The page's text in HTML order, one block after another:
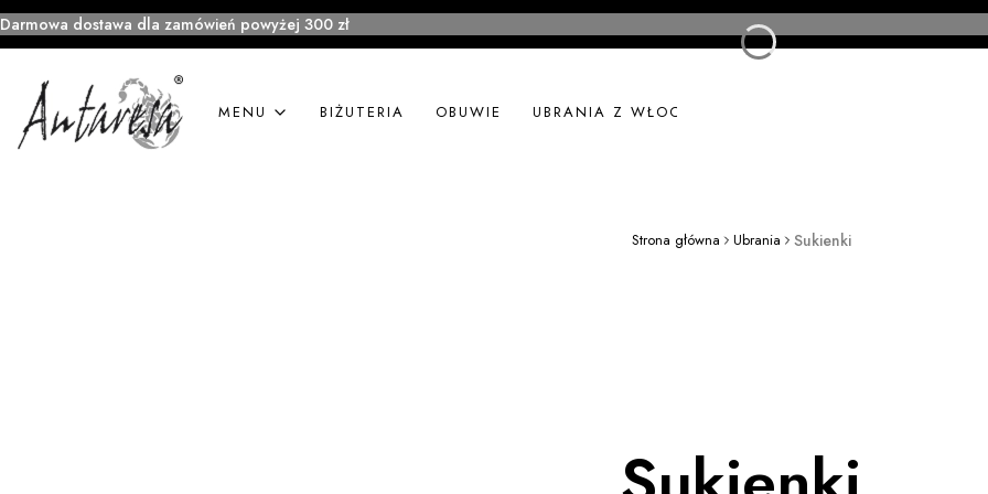
Darmowa dostawa dla zamówień powyżej 300 zł
MENU BIŻUTERIA OBUWIE UBRANIA Z WŁOCH
Strona główna Ubrania Sukienki